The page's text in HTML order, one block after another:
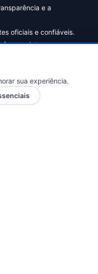
e a
oficiais e confiáveis.
foco no interesse
sua experiência.